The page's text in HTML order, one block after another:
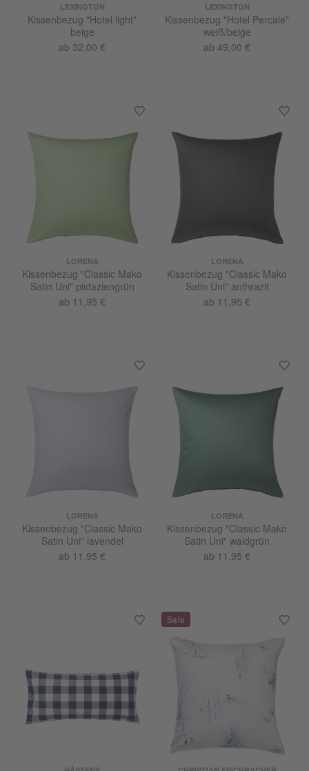
LEXINGTON
Kissenbezug "Hotel light"
beige
ab 32,00 €
LEXINGTON
Kissenbezug "Hotel Percale"
weiß/beige
ab 49,00 €
LORENA
Kissenbezug "Classic Mako
Satin Uni" pistaziengrün
ab 11,95 €
LORENA
Kissenbezug "Classic Mako
Satin Uni" anthrazit
ab 11,95 €
LORENA
Kissenbezug "Classic Mako
Satin Uni" lavendel
ab 11,95 €
LORENA
Kissenbezug "Classic Mako
Satin Uni" waldgrün
ab 11,95 €